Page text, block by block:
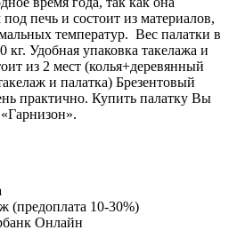
печь и состоит из материалов,
температур. Вес палатки в
кг. Удобная упаковка такелажа и
из 2 мест (колья+деревянный
и палатка) Брезентовый
практично. Купить палатку Вы
(предоплата 10-30%)
Онлайн